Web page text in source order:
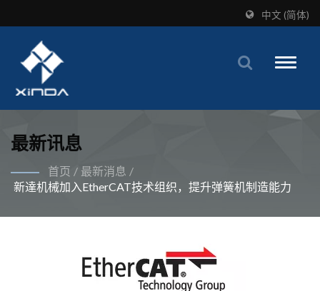
中文 (简体)
Toggle
最新讯息
首页 / 最新消息 /
新達机械加入EtherCAT技术组织，提升弹簧机制造能力